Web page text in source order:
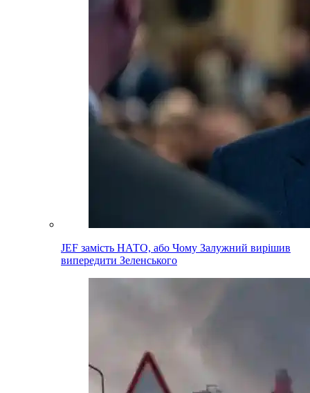
JEF замість НАТО, або Чому Залужний вирішив
випередити Зеленського